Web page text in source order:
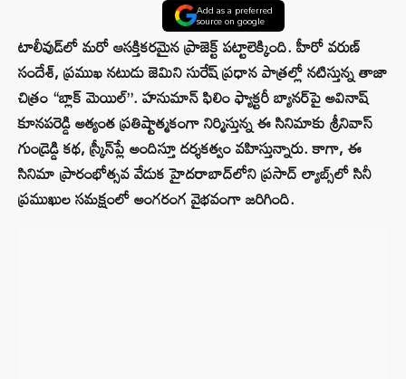
Add as a preferred
source on google
టాలీవుడ్‌లో మరో ఆసక్తికరమైన ప్రాజెక్ట్ పట్టాలెక్కింది. హీరో వరుణ్
సందేశ్, ప్రముఖ నటుడు జెమిని సురేష్ ప్రధాన పాత్రల్లో నటిస్తున్న తాజా
చిత్రం “బ్లాక్ మెయిల్”. హనుమాన్ ఫిలిం ఫ్యాక్టరీ బ్యానర్‌పై అవినాష్
కూనపరెడ్డి అత్యంత ప్రతిష్టాత్మకంగా నిర్మిస్తున్న ఈ సినిమాకు శ్రీనివాస్
గుండ్రెడ్డి కథ, స్క్రీన్‌ప్లే అందిస్తూ దర్శకత్వం వహిస్తున్నారు. కాగా, ఈ
సినిమా ప్రారంభోత్సవ వేడుక హైదరాబాద్‌లోని ప్రసాద్ ల్యాబ్స్‌లో సినీ
ప్రముఖుల సమక్షంలో అంగరంగ వైభవంగా జరిగింది.